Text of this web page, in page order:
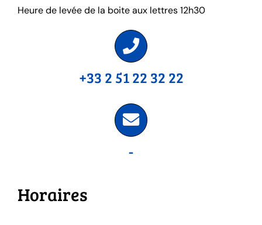
Heure de levée de la boite aux lettres 12h30
+33 2 51 22 32 22
-
Horaires